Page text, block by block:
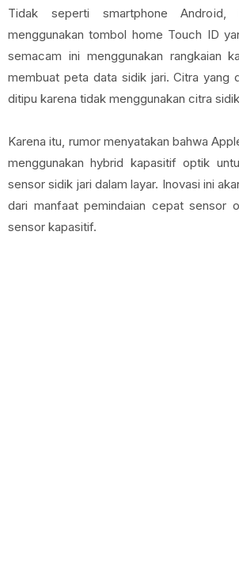
Tidak seperti smartphone Android,
menggunakan tombol home Touch ID
semacam ini menggunakan rangkaian
membuat peta data sidik jari. Citra yang
ditipu karena tidak menggunakan citra
Karena itu, rumor menyatakan bahwa
menggunakan hybrid kapasitif optik
sensor sidik jari dalam layar. Inovasi ini
dari manfaat pemindaian cepat sensor
sensor kapasitif.